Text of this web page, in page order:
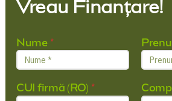
Vreau Finanțare!
Nume *
CUI firmă (RO) *